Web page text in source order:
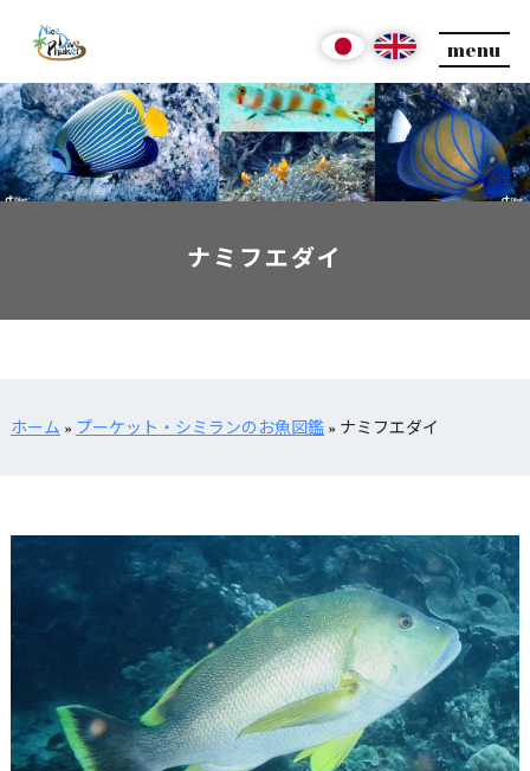
menu
ナミフエダイ
ホーム » プーケット・シミランのお魚図鑑» ナミフエダイ